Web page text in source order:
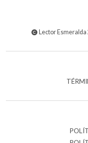
Lector Esmeralda